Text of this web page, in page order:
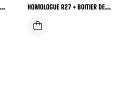
HOMOLOGUE R27 + BOITIER DE
RANGEMENT